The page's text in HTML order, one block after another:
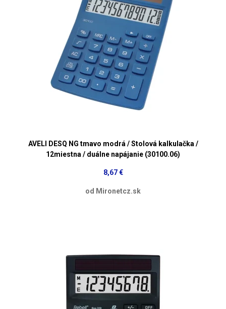
AVELI DESQ NG tmavo modrá / Stolová kalkulačka /
12miestna / duálne napájanie (30100.06)
8,67 €
od Mironetcz.sk